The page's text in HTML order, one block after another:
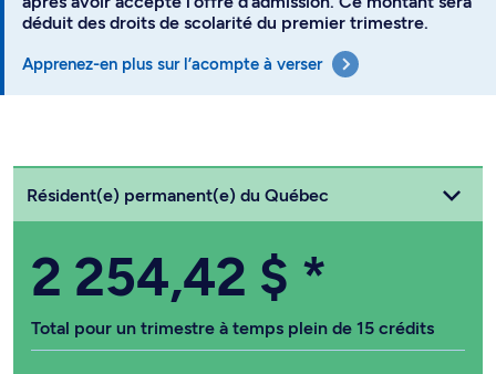
déduit des droits de scolarité du premier trimestre.
Apprenez-en plus sur l’acompte à verser
Choisissez votre statut
Résident(e) permanent(e) du Québec
2 254,42 $ *
Total pour un trimestre à temps plein de 15 crédits